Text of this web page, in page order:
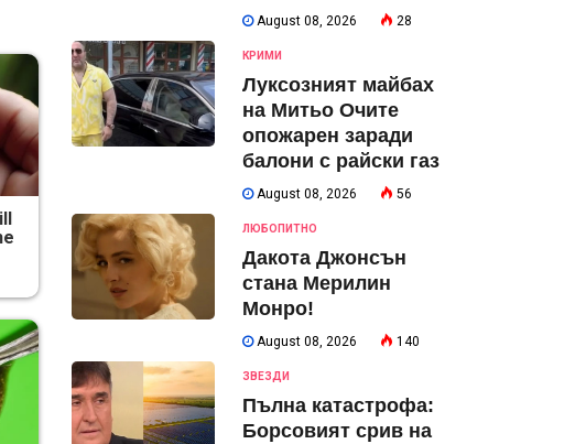
August 08, 2026 28
КРИМИ
Луксозният майбах
на Митьо Очите
опожарен заради
балони с райски газ
August 08, 2026 56
ЛЮБОПИТНО
Дакота Джонсън
стана Мерилин
Монро!
August 08, 2026 140
ЗВЕЗДИ
Пълна катастрофа:
Борсовият срив на